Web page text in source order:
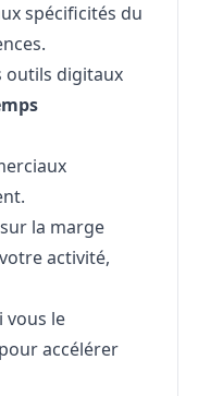
spécificités du
outils digitaux
la marge
activité,
vous le
accélérer